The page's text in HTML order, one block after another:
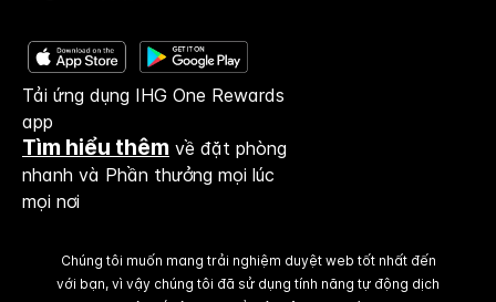
Tải ứng dụng IHG One Rewards
app
Tìm hiểu thêm về đặt phòng
nhanh và Phần thưởng mọi lúc
mọi nơi
Chúng tôi muốn mang trải nghiệm duyệt web tốt nhất đến
với bạn, vì vậy chúng tôi đã sử dụng tính năng tự động dịch